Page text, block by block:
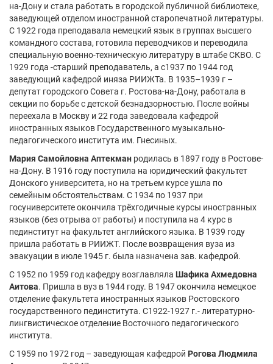
на-Дону и стала работать в городской публичной библиотеке,
заведующей отделом иностранной старопечатной литературы.
С 1922 года преподавала немецкий язык в группах высшего
командного состава, готовила переводчиков и переводила
специальную военно-техническую литературу в штабе СКВО. С
1929 года -старший преподаватель, а с1937 по 1944 год
заведующий кафедрой иняза РИИЖТа. В 1935–1939 г –
депутат городского Совета г. Ростова-на-Дону, работала в
секции по борьбе с детской безнадзорностью. После войны
переехала в Москву и 22 года заведовала кафедрой
иностранных языков Государственного музыкально-
педагогического института им. Гнесиных.
Мария Самойловна Аптекман родилась в 1897 году в Ростове-
на-Дону. В 1916 году поступила на юридический факультет
Донского университета, но на третьем курсе ушла по
семейным обстоятельствам. С 1934 по 1937 при
госуниверситете окончила трёхгодичные курсы иностранных
языков (без отрыва от работы) и поступила на 4 курс в
пединститут на факультет английского языка. В 1939 году
пришла работать в РИИЖТ. После возвращения вуза из
эвакуации в июле 1945 г. была назначена зав. кафедрой.
С 1952 по 1959 год кафедру возглавляла Шафика Ахмедовна
Аитова. Пришла в вуз в 1944 году. В 1947 окончила немецкое
отделение факультета иностранных языков Ростовского
государственного пединститута. С1922-1927 г.- литературно-
лингвистическое отделение Восточного педагогического
института.
С 1959 по 1972 год – заведующая кафедрой Рогова Людмила